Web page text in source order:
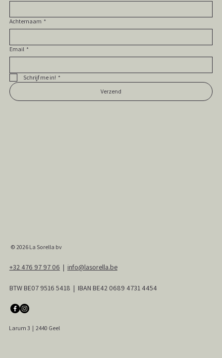
Achternaam *
Email *
Schrijf me in! *
Verzend
© 2026 La Sorella bv
Larum 3 | 2440 Geel
+32 476 97 97 06 | info@lasorella.be
BTW BE07 9516 5418 | IBAN BE42 0689 4731 4454